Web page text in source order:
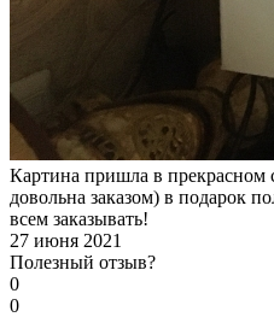
Картина пришла в прекрасном
довольна заказом) в подарок
всем заказывать!
27 июня 2021
Полезный отзыв?
0
0